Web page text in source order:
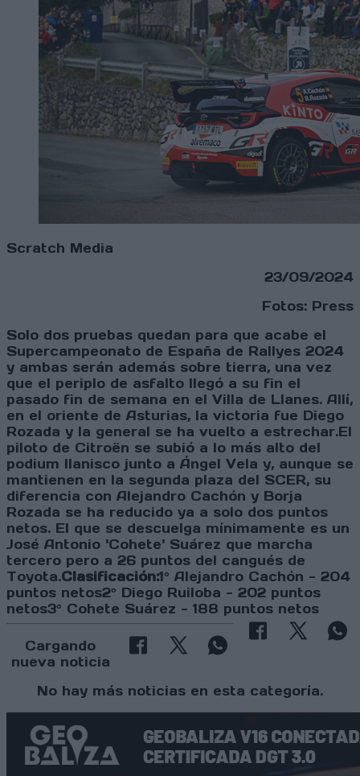
Scratch Media
23/09/2024
Fotos: Press
Solo dos pruebas quedan para que acabe el
Supercampeonato de España de Rallyes 2024
y ambas serán además sobre tierra, una vez
que el periplo de asfalto llegó a su fin el
pasado fin de semana en el Villa de Llanes. Allí,
en el oriente de Asturias, la victoria fue Diego
Rozada y la general se ha vuelto a estrechar.El
piloto de Citroën se subió a lo más alto del
podium llanisco junto a Ángel Vela y, aunque se
mantienen en la segunda plaza del SCER, su
diferencia con Alejandro Cachón y Borja
Rozada se ha reducido ya a solo dos puntos
netos. El que se descuelga mínimamente es un
José Antonio 'Cohete' Suárez que marcha
tercero pero a 26 puntos del cangués de
Toyota.Clasificación:1º Alejandro Cachón - 204
puntos netos2º Diego Ruiloba - 202 puntos
netos3º Cohete Suárez - 188 puntos netos
Cargando
nueva noticia
No hay más noticias en esta categoría.